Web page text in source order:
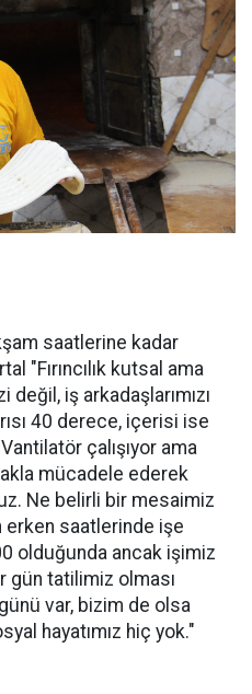
saatlerine kadar
"Fırıncılık kutsal ama
iş arkadaşlarımızı
40 derece, içerisi ise
çalışıyor ama
mücadele ederek
Ne belirli bir mesaimiz
erken saatlerinde işe
olduğunda ancak işimiz
gün tatilimiz olması
var, bizim de olsa
hayatımız hiç yok."